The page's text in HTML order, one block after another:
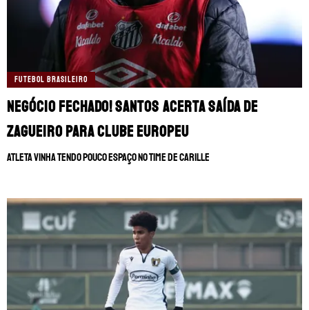
FUTEBOL BRASILEIRO
NEGÓCIO FECHADO! Santos acerta saída de
zagueiro para clube europeu
Atleta vinha tendo pouco espaço no time de Carille